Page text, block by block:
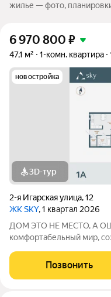
жилье — фото,
6 970 800 ₽
47,1 м² 1-комн. квартира
новостройка
3D-тур
2-я Игарская улица,12
ЖК SKY, 1 квартал 2026
ДОМ ЭТО НЕ МЕСТО, А ОЩУЩЕНИЕ. SKY многогранный и
комфортабельный мир,
комфортом
тщательно продуманной
Позвонить